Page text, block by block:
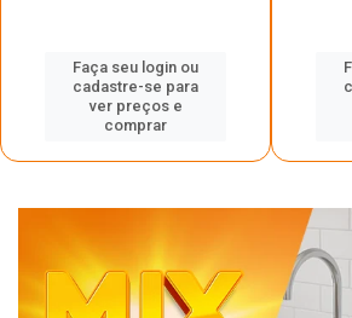
Faça seu login ou
cadastre-se para
ver preços e
comprar